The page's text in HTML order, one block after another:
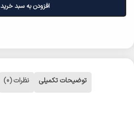
افزودن به سبد خرید
توضیحات تکمیلی نظرات (0)